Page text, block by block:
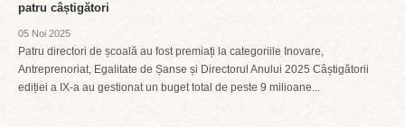
patru câștigători
05 Noi 2025
Patru directori de școală au fost premiați la categoriile Inovare,
Antreprenoriat, Egalitate de Șanse și Directorul Anului 2025 Câștigătorii
ediției a IX-a au gestionat un buget total de peste 9 milioane...